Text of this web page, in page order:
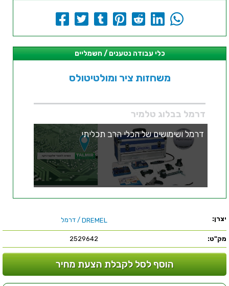
כלי עבודה נטענים / חשמליים
משחזות ציר ומולטיטולס
דרמל בבלוג טלמיר
דרמל ושימושים של הכלי הרב תכליתי
יצרן: DREMEL / דרמל
מק"ט: 2529642
הוסף לסל לקבלת הצעת מחיר